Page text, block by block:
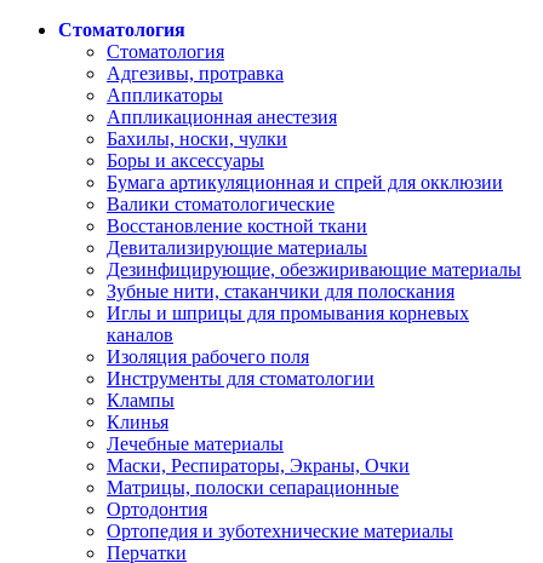
Стоматология
Стоматология
Адгезивы, протравка
Аппликаторы
Аппликационная анестезия
Бахилы, носки, чулки
Боры и аксессуары
Бумага артикуляционная и спрей для окклюзии
Валики стоматологические
Восстановление костной ткани
Девитализирующие материалы
Дезинфицирующие, обезжиривающие материалы
Зубные нити, стаканчики для полоскания
Иглы и шприцы для промывания корневых
каналов
Изоляция рабочего поля
Инструменты для стоматологии
Клампы
Клинья
Лечебные материалы
Маски, Респираторы, Экраны, Очки
Матрицы, полоски сепарационные
Ортодонтия
Ортопедия и зуботехнические материалы
Перчатки